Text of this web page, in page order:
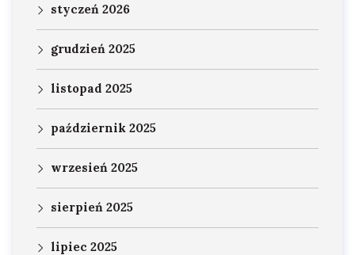
styczeń 2026
grudzień 2025
listopad 2025
październik 2025
wrzesień 2025
sierpień 2025
lipiec 2025